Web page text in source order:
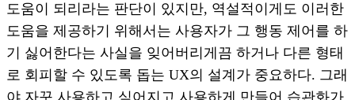
도움이 되리라는 판단이 있지만, 역설적이게도 이러한
도움을 제공하기 위해서는 사용자가 그 행동 제어를 하
기 싫어한다는 사실을 잊어버리게끔 하거나 다른 형태
로 회피할 수 있도록 돕는 UX의 설계가 중요하다. 그래